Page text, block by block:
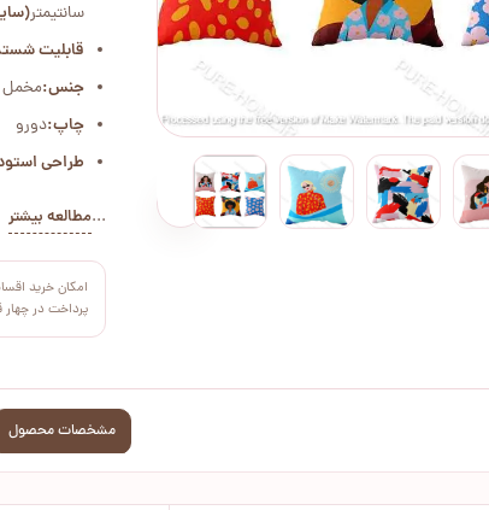
سانتیمتر
قابلیت
جنس:مخمل
چاپ:دورو
طراحی
...مطالعه بیشتر
امکان خرید
پرداخت در
مشخصات محصول